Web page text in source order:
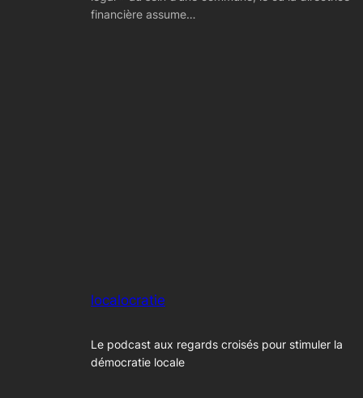
financière assume…
localocratie
Le podcast aux regards croisés pour stimuler la
démocratie locale